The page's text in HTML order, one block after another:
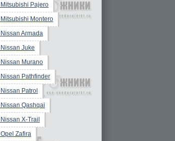
Mitsubishi Pajero
Mitsubishi Montero
Nissan Armada
Nissan Juke
Nissan Murano
Nissan Pathfinder
Nissan Patrol
Nissan Qashqai
Nissan X-Trail
Opel Zafira